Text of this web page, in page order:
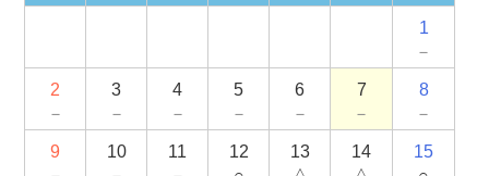
1
－
2
－
3
－
4
－
5
－
6
－
7
－
8
－
9
10
11
12
13
14
15